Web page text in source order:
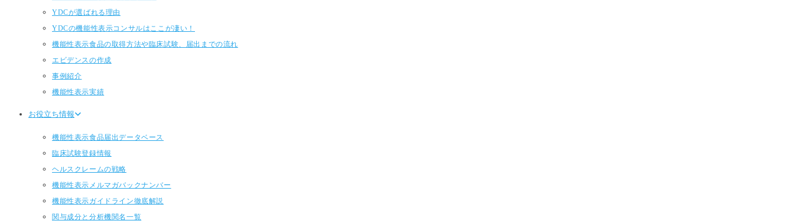
YDCが選ばれる理由
YDCの機能性表示コンサルはここが凄い！
機能性表示食品の取得方法や臨床試験、届出までの流れ
エビデンスの作成
事例紹介
機能性表示実績
お役立ち情報
機能性表示食品届出データベース
臨床試験登録情報
ヘルスクレームの戦略
機能性表示メルマガバックナンバー
機能性表示ガイドライン徹底解説
関与成分と分析機関名一覧